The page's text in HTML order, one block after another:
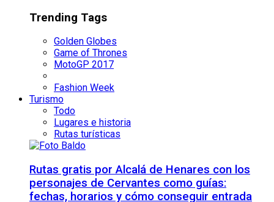
Trending Tags
Golden Globes
Game of Thrones
MotoGP 2017
Fashion Week
Turismo
Todo
Lugares e historia
Rutas turísticas
Rutas gratis por Alcalá de Henares con los
personajes de Cervantes como guías:
fechas, horarios y cómo conseguir entrada